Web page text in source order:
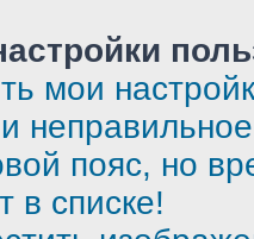
мои
пояс, но
в списке!